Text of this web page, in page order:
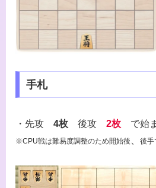
手札
・先攻 4枚 後攻 2枚 で始
※CPU戦は難易度調整のため開始後 後手